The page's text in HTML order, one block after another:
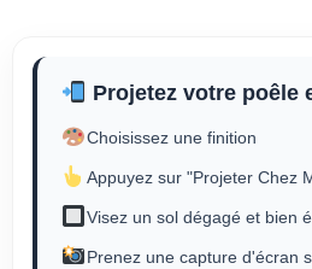
Projetez votre poêle
Choisissez une finition
Appuyez sur "Projeter Chez
Visez un sol dégagé et bien
Prenez une capture d'écran